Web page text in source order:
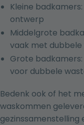
Kleine
ontwerp
Middelgrote
vaak met
Grote
voor dubbele
Bedenk ook of het
waskommen
gezinssamenstelling